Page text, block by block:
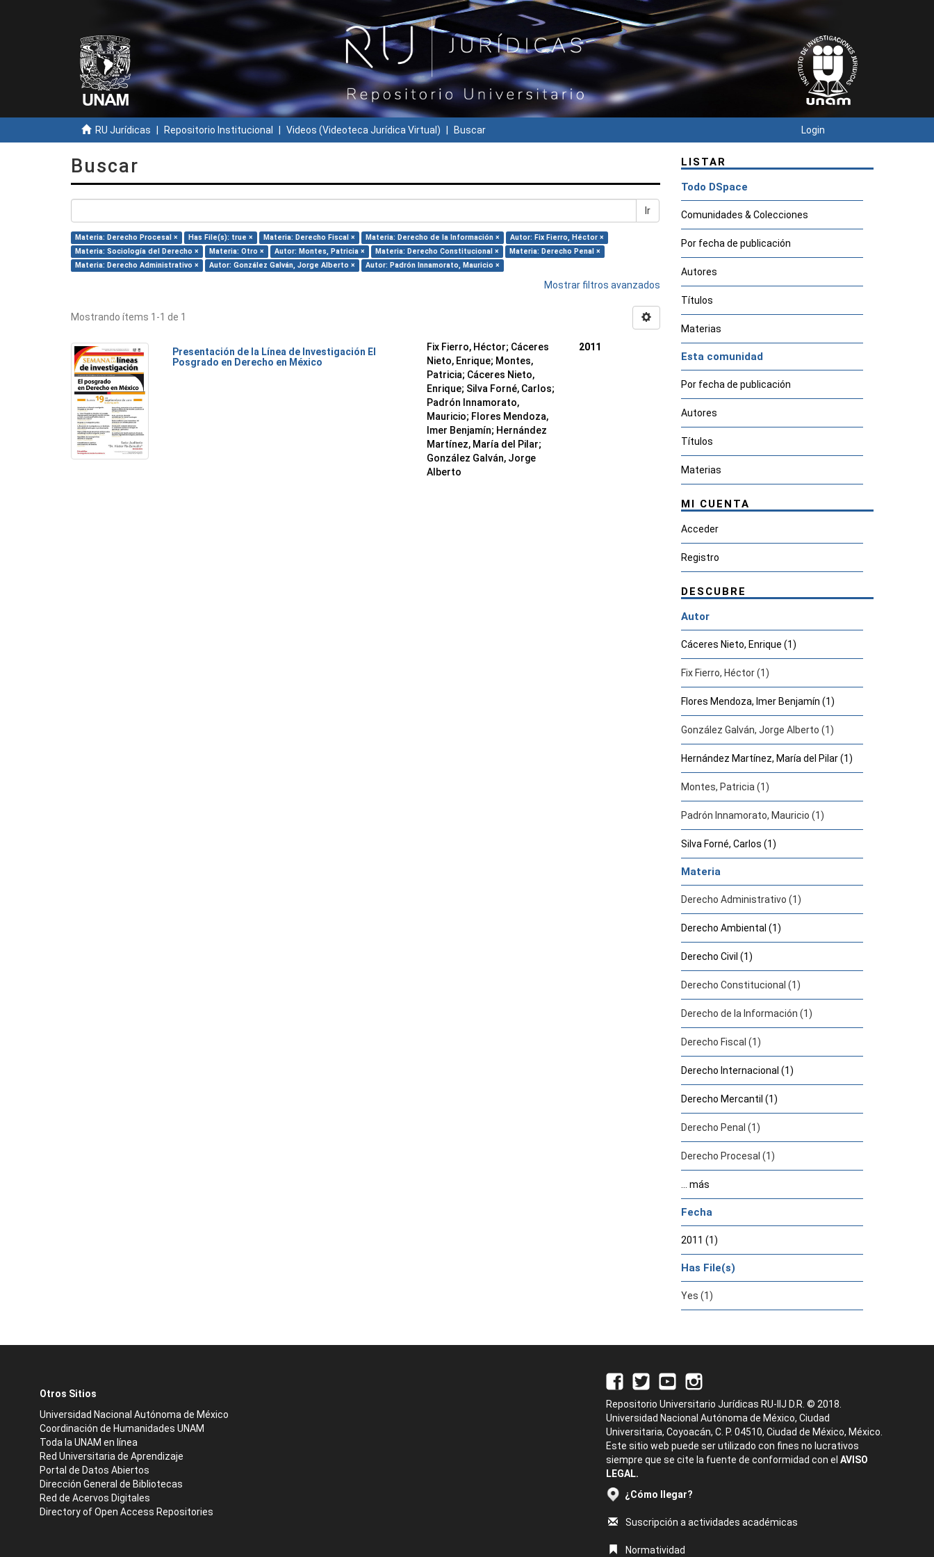
RU Jurídicas Repositorio Institucional Videos (Videoteca Jurídica Virtual) Buscar Login
Buscar
Ir
Materia: Derecho Procesal × Has File(s): true × Materia: Derecho Fiscal × Materia: Derecho de la Información ×
Autor: Fix Fierro, Héctor ×
Materia: Sociología del Derecho ×
Materia: Otro × Autor: Montes, Patricia × Materia: Derecho Constitucional ×
Materia: Derecho Penal ×
Materia: Derecho Administrativo ×
Autor: González Galván, Jorge Alberto × Autor: Padrón Innamorato, Mauricio ×
Mostrar filtros avanzados
Mostrando ítems 1-1 de 1
Presentación de la Línea de Investigación El
Posgrado en Derecho en México
Fix Fierro, Héctor; Cáceres
Nieto, Enrique; Montes,
Patricia; Cáceres Nieto,
Enrique; Silva Forné, Carlos;
Padrón Innamorato,
Mauricio; Flores Mendoza,
Imer Benjamín; Hernández
Martínez, María del Pilar;
González Galván, Jorge
Alberto
2011
LISTAR
Todo DSpace
Comunidades & Colecciones
Por fecha de publicación
Autores
Títulos
Materias
Esta comunidad
Por fecha de publicación
Autores
Títulos
Materias
MI CUENTA
Acceder
Registro
DESCUBRE
Autor
Cáceres Nieto, Enrique (1)
Fix Fierro, Héctor (1)
Flores Mendoza, Imer Benjamín (1)
González Galván, Jorge Alberto (1)
Hernández Martínez, María del Pilar (1)
Montes, Patricia (1)
Padrón Innamorato, Mauricio (1)
Silva Forné, Carlos (1)
Materia
Derecho Administrativo (1)
Derecho Ambiental (1)
Derecho Civil (1)
Derecho Constitucional (1)
Derecho de la Información (1)
Derecho Fiscal (1)
Derecho Internacional (1)
Derecho Mercantil (1)
Derecho Penal (1)
Derecho Procesal (1)
... más
Fecha
2011 (1)
Has File(s)
Yes (1)
Otros Sitios
Universidad Nacional Autónoma de México
Coordinación de Humanidades UNAM
Toda la UNAM en línea
Red Universitaria de Aprendizaje
Portal de Datos Abiertos
Dirección General de Bibliotecas
Red de Acervos Digitales
Directory of Open Access Repositories
Repositorio Universitario Jurídicas RU-IIJ D.R. © 2018.
Universidad Nacional Autónoma de México, Ciudad
Universitaria, Coyoacán, C. P. 04510, Ciudad de México, México.
Este sitio web puede ser utilizado con fines no lucrativos
siempre que se cite la fuente de conformidad con el AVISO
LEGAL.
¿Cómo llegar?
Suscripción a actividades académicas
Normatividad